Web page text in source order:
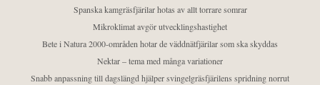
Spanska kamgräsfjärilar hotas av allt torrare somrar
Mikroklimat avgör utvecklingshastighet
Bete i Natura 2000-områden hotar de väddnätfjärilar som ska skyddas
Nektar – tema med många variationer
Snabb anpassning till dagslängd hjälper svingelgräsfjärilens spridning norrut